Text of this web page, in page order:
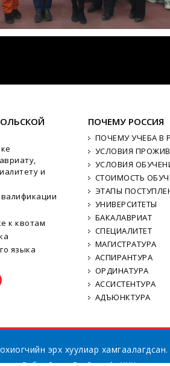
и
к квотам
языка
ПОЧЕМУ РОССИЯ
ПОЧЕМУ УЧЕБА В
УСЛОВИЯ
УСЛОВИЯ
СТОИМОСТЬ
ЭТАПЫ
УНИВЕРСИТЕТЫ
БАКАЛАВРИАТ
СПЕЦИАЛИТЕТ
МАГИСТРАТУРА
АСПИРАНТУРА
ОРДИНАТУРА
АССИСТЕНТУРА
АДЪЮНКТУРА
эрх хуулиар